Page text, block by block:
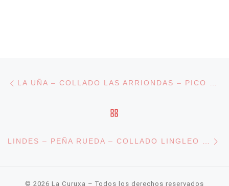
Navegación de entradas
© 2026 La Curuxa – Todos los derechos reservados